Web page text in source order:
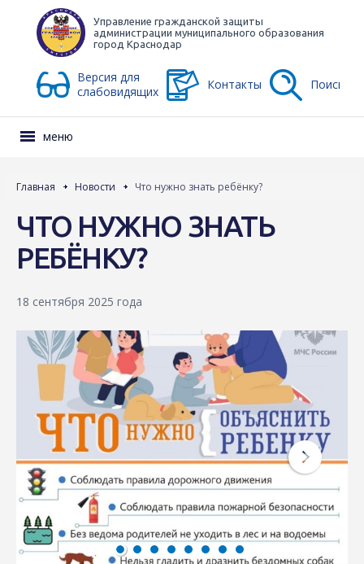
Управление гражданской защиты
администрации муниципального образования
город Краснодар
Версия для
слабовидящих
Контакты Поиск
меню
Главная Новости Что нужно знать ребёнку?
ЧТО НУЖНО ЗНАТЬ
РЕБЁНКУ?
18 сентября 2025 года